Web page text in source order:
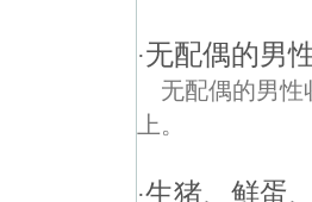
·无配偶的男
无配偶的男
上。
·生猪、鲜蛋